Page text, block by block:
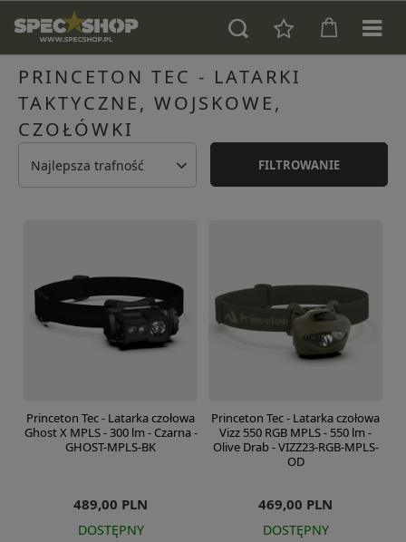
PRINCETON TEC - LATARKI
TAKTYCZNE, WOJSKOWE,
CZOŁÓWKI
Najlepsza trafność FILTROWANIE
Princeton Tec - Latarka czołowa
Ghost X MPLS - 300 lm - Czarna -
GHOST-MPLS-BK
489,00 PLN
DOSTĘPNY
Princeton Tec - Latarka czołowa
Vizz 550 RGB MPLS - 550 lm -
Olive Drab - VIZZ23-RGB-MPLS-
OD
469,00 PLN
DOSTĘPNY